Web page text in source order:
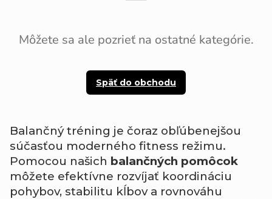
Môžete sa ale pozrieť na ostatné kategórie.
Späť do obchodu
Balančný tréning je čoraz obľúbenejšou
súčasťou moderného fitness režimu.
Pomocou našich balančných pomôcok
môžete efektívne rozvíjať koordináciu
pohybov, stabilitu kĺbov a rovnováhu